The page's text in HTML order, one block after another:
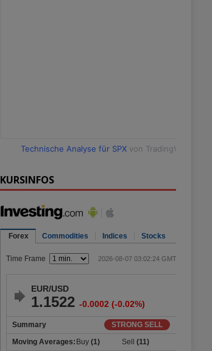
Technische Analyse für SPXvon TradingView
KURSINFOS